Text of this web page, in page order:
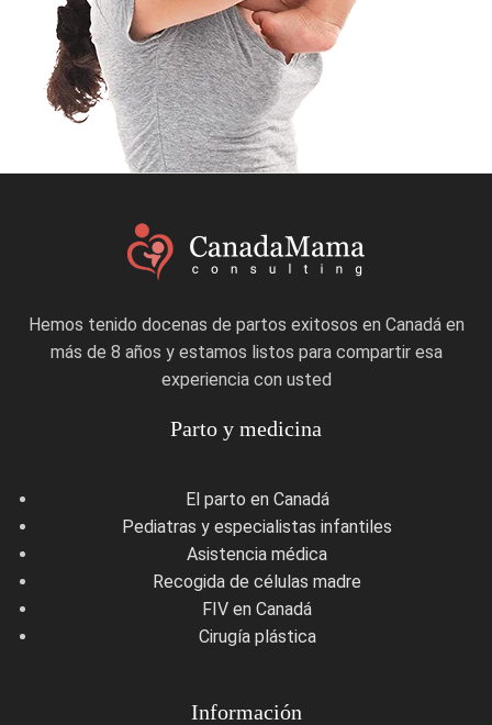
Hemos tenido docenas de partos exitosos en Canadá en
más de 8 años y estamos listos para compartir esa
experiencia con usted
Parto y medicina
El parto en Canadá
Pediatras y especialistas infantiles
Asistencia médica
Recogida de células madre
FIV en Canadá
Cirugía plástica
Información